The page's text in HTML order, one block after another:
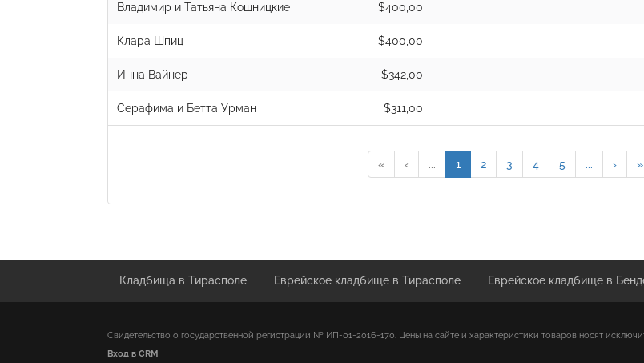
Владимир и Татьяна Кошницкие $400,00
Клара Шпиц $400,00
Инна Вайнер $342,00
Серафима и Бетта Урман $311,00
« ‹ ... 1 2 3 4 5 ... › »
Кладбища в Тирасполе Еврейское кладбище в Тирасполе Еврейское кладбище в
Свидетельство о государственной регистрации № ИП-01-2016-170. Цены на сайте и характеристики товаров носят
Вход в CRM